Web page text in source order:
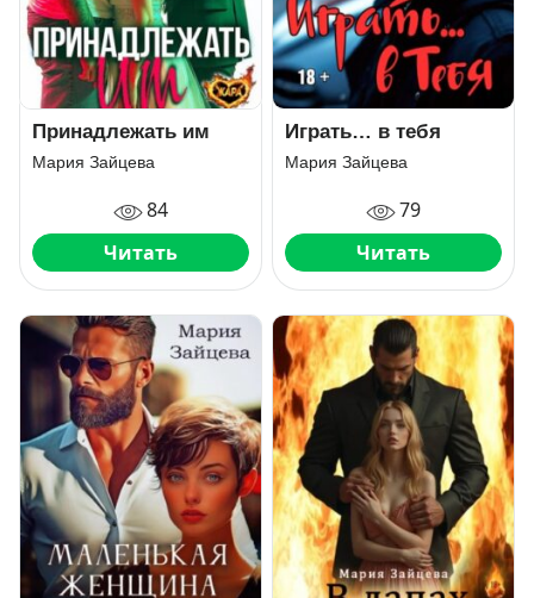
Принадлежать им
Мария Зайцева
84
Читать
Играть… в тебя
Мария Зайцева
79
Читать